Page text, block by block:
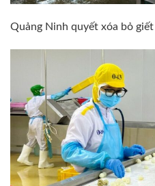
Quảng Ninh quyết xóa bỏ